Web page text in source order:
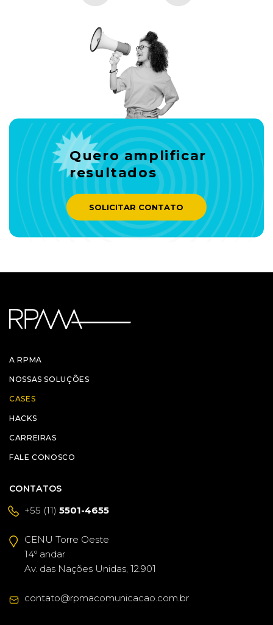
Quero amplificar
resultados
SOLICITAR CONTATO
A RPMA
NOSSAS SOLUÇÕES
CASES
HACKS
CARREIRAS
FALE CONOSCO
CONTATOS
+55 (11) 5501-4655
CENU Torre Oeste
14º andar
Av. das Nações Unidas, 12.901
contato@rpmacomunicacao.com.br